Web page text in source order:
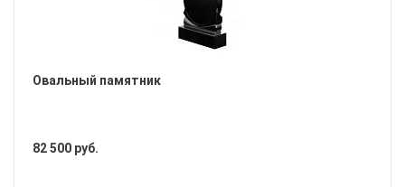
Овальный памятник
82 500 руб.